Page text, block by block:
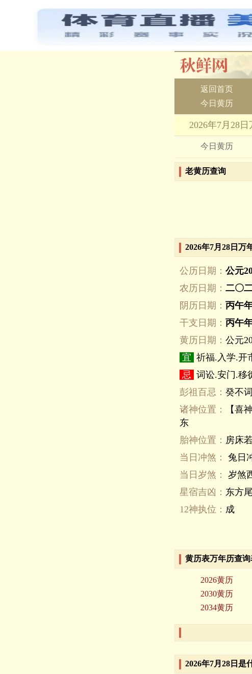
返回首页
今日黄历
2026年7月28
今日黄历
老黄历查询
2026年7月28日万
公历日期： 公元
农历日期： 二〇
阴历日期： 丙午
干支日期： 丙午
黄历日期： 公元
宜 祈福.入学.开
忌 词讼.安门.移
彭祖百忌： 癸不
诸神位置：
【喜
东
胎神位置： 房床
当日冲煞：
兔日
当日岁煞：
岁煞
星宿吉凶： 东方
12神执位： 成
黄历表万年历查询
2026黄历
2030黄历
2034黄历
2026年7月28日是